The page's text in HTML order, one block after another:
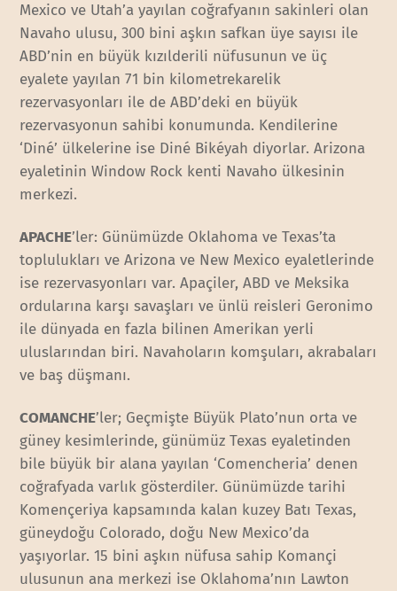
Mexico ve Utah’a yayılan coğrafyanın sakinleri olan
Navaho ulusu, 300 bini aşkın safkan üye sayısı ile
ABD’nin en büyük kızılderili nüfusunun ve üç
eyalete yayılan 71 bin kilometrekarelik
rezervasyonları ile de ABD’deki en büyük
rezervasyonun sahibi konumunda. Kendilerine
‘Diné’ ülkelerine ise Diné Bikéyah diyorlar. Arizona
eyaletinin Window Rock kenti Navaho ülkesinin
merkezi.
APACHE’ler: Günümüzde Oklahoma ve Texas’ta
toplulukları ve Arizona ve New Mexico eyaletlerinde
ise rezervasyonları var. Apaçiler, ABD ve Meksika
ordularına karşı savaşları ve ünlü reisleri Geronimo
ile dünyada en fazla bilinen Amerikan yerli
uluslarından biri. Navahoların komşuları, akrabaları
ve baş düşmanı.
COMANCHE’ler; Geçmişte Büyük Plato’nun orta ve
güney kesimlerinde, günümüz Texas eyaletinden
bile büyük bir alana yayılan ‘Comencheria’ denen
coğrafyada varlık gösterdiler. Günümüzde tarihi
Komençeriya kapsamında kalan kuzey Batı Texas,
güneydoğu Colorado, doğu New Mexico’da
yaşıyorlar. 15 bini aşkın nüfusa sahip Komançi
ulusunun ana merkezi ise Oklahoma’nın Lawton